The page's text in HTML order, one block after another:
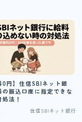
0円】住信SBIネット銀
の振込口座に指定できな
法！￼
住信SBIネット銀行